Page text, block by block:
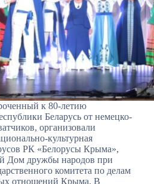
к 80-летию
Беларусь от немецко-
организовали
культурная
РК «Белорусы Крыма»,
Дом дружбы народов при
комитета по делам
отношений Крыма. В